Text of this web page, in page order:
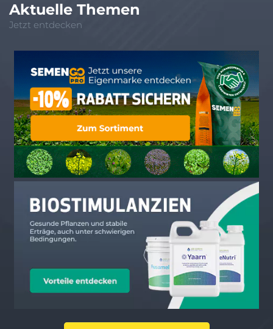
Aktuelle Themen
Jetzt entdecken